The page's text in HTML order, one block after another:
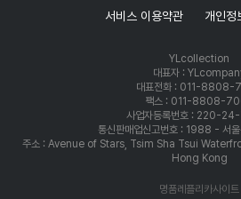
서비스 이용약관 개인정
YLcollection
대표자 :
대표전화 : 011-8808-
팩스 : 011-8808-
사업자등록번호 : 220-
통신판매업신고번호 : 1988 - 서
주소 : Avenue of Stars, Tsim Sha Tsui
Hong Kong
명품레플리카사이트